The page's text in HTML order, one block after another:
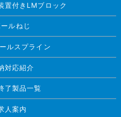
置付きLMブロック
ルねじ
ルスプライン
対応紹介
了製品一覧
人案内